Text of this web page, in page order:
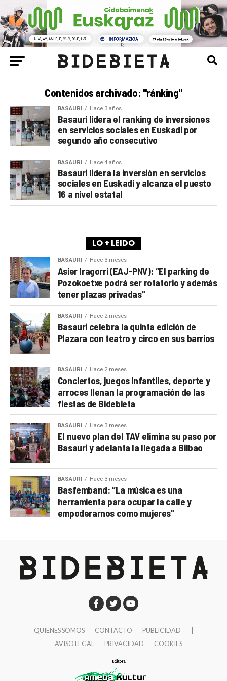
Contenidos archivado: "ránking"
BASAURI Hace 3 años
Basauri lidera el ranking de inversiones
en servicios sociales en Euskadi por
segundo año consecutivo
BASAURI Hace 4 años
Basauri lidera la inversión en servicios
sociales en Euskadi y alcanza el puesto
16 a nivel estatal
LO + LEIDO
BASAURI Hace 3 meses
Asier Iragorri (EAJ-PNV): “El parking de
Pozokoetxe podrá ser rotatorio y además
tener plazas privadas”
BASAURI Hace 2 meses
Basauri celebra la quinta edición de
Plazara con teatro y circo en sus barrios
BASAURI Hace 2 meses
Conciertos, juegos infantiles, deporte y
arroces llenan la programación de las
fiestas de Bidebieta
BASAURI Hace 3 meses
El nuevo plan del TAV elimina su paso por
Basauri y adelanta la llegada a Bilbao
BASAURI Hace 3 meses
Basfemband: “La música es una
herramienta para ocupar la calle y
empoderarnos como mujeres”
QUIÉNES SOMOS CONTACTO PUBLICIDAD
AVISO LEGAL
PRIVACIDAD COOKIES